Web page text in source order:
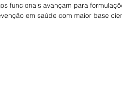
funcionais avançam para
em saúde com maior base